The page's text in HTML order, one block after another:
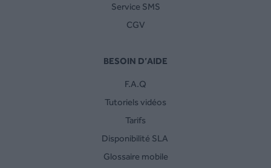
Service SMS
CGV
BESOIN D’AIDE
F.A.Q
Tutoriels vidéos
Tarifs
Disponibilité SLA
Glossaire mobile